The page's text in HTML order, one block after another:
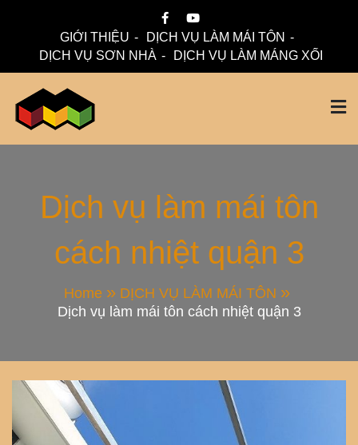
GIỚI THIỆU
DỊCH VỤ LÀM MÁI TÔN
DỊCH VỤ SƠN NHÀ
DỊCH VỤ LÀM MÁNG XỐI
Thi Công Mái Tôn,
Máng Xối Chuyên
Nghiệp – Mái Nhà
Đẹp
Dịch vụ làm mái tôn
cách nhiệt quận 3
Home
DỊCH VỤ LÀM MÁI TÔN
Dịch vụ làm mái tôn cách nhiệt quận 3